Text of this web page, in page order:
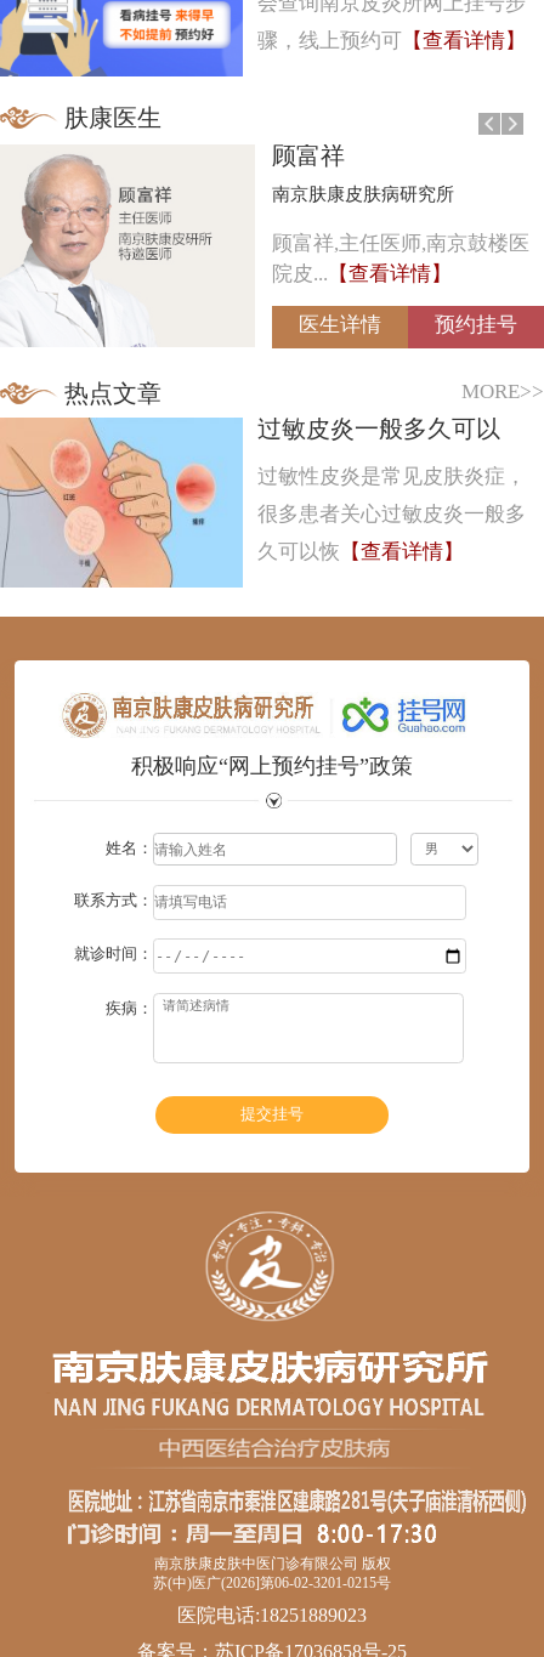
骤，线上预约可 【查看详情】
顾富祥
南京肤康皮肤病研究所
顾富祥,主任医师,南京鼓楼医
院皮... 【查看详情】
医生详情 预约挂号
肤康医生
热点文章 MORE>>
过敏皮炎一般多久可以
过敏性皮炎是常见皮肤炎症，
很多患者关心过敏皮炎一般多
久可以恢 【查看详情】
123456
积极响应“网上预约挂号”政策
姓名：
联系方式：
就诊时间：
疾病：
南京肤康皮肤中医门诊有限公司 版权
苏(中)医广(2026]第06-02-3201-0215号
医院电话:18251889023
备案号： 苏ICP备17036858号-25